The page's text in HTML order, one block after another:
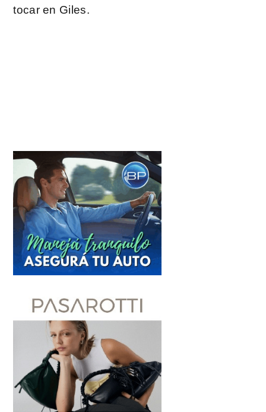
tocar en Giles.